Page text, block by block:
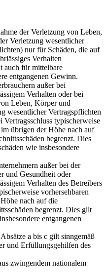
der Verletzung von Leben,
Verletzung wesentlicher
nur für Schäden, die auf
Verhalten
auch für mittelbare
entgangenen Gewinn.
außer bei
Verhalten oder bei
Leben, Körper und
wesentlicher Vertragspflichten
typischerweise
übrigen der Höhe nach auf
begrenzt. Dies
wie insbesondere
außer bei der
und Gesundheit oder
Verhalten des Betreibers
vorhersehbaren
nach auf die
begrenzt. Dies gilt
entgangenen
a bis c gilt sinngemäß
und Erfüllungsgehilfen des
zwingendem nationalem